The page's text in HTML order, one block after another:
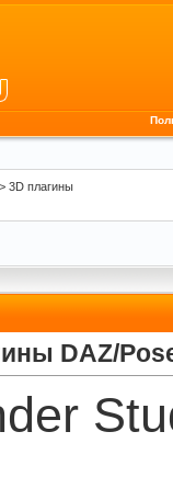
> 3D плагины
DAZ/